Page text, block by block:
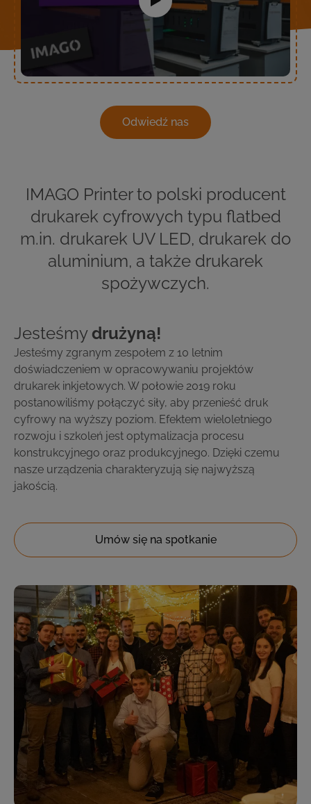
Odwiedź nas
​​​​​​​IMAGO Printer to polski producent
drukarek cyfrowych typu flatbed
m.in. drukarek UV LED, drukarek do
aluminium, a także drukarek
spożywczych.
Jesteśmydrużyną!
Jesteśmy zgranym zespołem z 10 letnim
doświadczeniem w opracowywaniu projektów
drukarek inkjetowych. W połowie 2019 roku
postanowiliśmy połączyć siły, aby przenieść druk
cyfrowy na wyższy poziom. Efektem wieloletniego
rozwoju i szkoleń jest optymalizacja procesu
konstrukcyjnego oraz produkcyjnego. Dzięki czemu
nasze urządzenia charakteryzują się najwyższą
jakością.
Umów się na spotkanie